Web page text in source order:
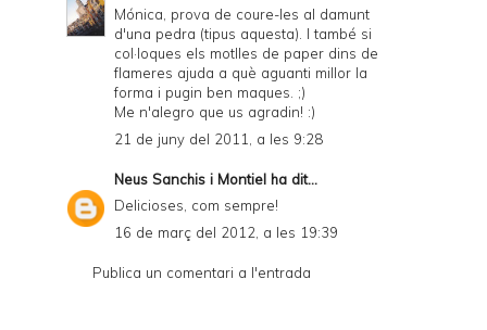
Mónica, prova de coure-les al damunt
d'una pedra (tipus aquesta). I també si
col·loques els motlles de paper dins de
flameres ajuda a què aguanti millor la
forma i pugin ben maques. ;)
Me n'alegro que us agradin! :)
21 de juny del 2011, a les 9:28
Neus Sanchis i Montiel ha dit...
Delicioses, com sempre!
16 de març del 2012, a les 19:39
Publica un comentari a l'entrada